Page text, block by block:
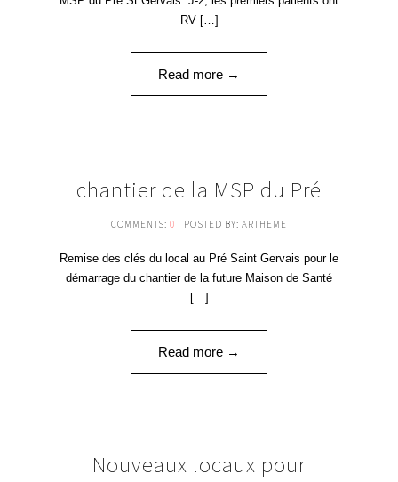
RV […]
Read more →
05
JUIN '20
chantier de la MSP du Pré
COMMENTS: 0 | POSTED BY: ARTHEME
Remise des clés du local au Pré Saint Gervais pour le
démarrage du chantier de la future Maison de Santé
[…]
Read more →
Nouveaux locaux pour